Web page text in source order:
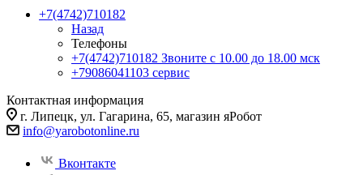
+7(4742)710182
Назад
Телефоны
+7(4742)710182 Звоните с 10.00 до 18.00 мск
+79086041103 сервис
Контактная информация
г. Липецк, ул. Гагарина, 65, магазин яРобот
info@yarobotonline.ru
Вконтакте